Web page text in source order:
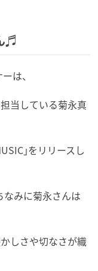
♬
は、
当している菊永真
｣をリリースし
なみに菊永さんは
しさや切なさが織